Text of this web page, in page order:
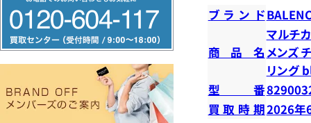
リ
ー
ヤ
ブランド
商品名
マルチ
メンズ
リング
型番
買取時期2026年